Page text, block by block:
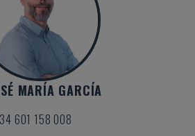
MARÍA GARCÍA
601 158 008